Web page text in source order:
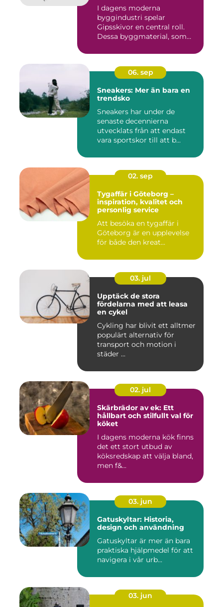
I dagens moderna
byggindustri spelar
Gipsskivor en central roll.
Dessa byggmaterial, som
06. sep
Sneakers: Mer än bara en
trendsko
Sneakers har under de
senaste decennierna
utvecklats från att endast
vara sportskor till att b...
02. sep
Tygaffär i Göteborg –
inspiration, kvalitet och
personlig service
Att besöka en tygaffär i
Göteborg är en upplevelse
för både den kreat...
03. jul
Upptäck de stora
fördelarna med att leasa
en cykel
Cykling har blivit ett alltmer
populärt alternativ för
transport och motion i
städer ...
02. jul
Skärbrädor av ek: Ett
hållbart och stilfullt val för
köket
I dagens moderna kök finns
det ett stort utbud av
köksredskap att välja bland,
men f&...
03. jun
Gatuskyltar: Historia,
design och användning
Gatuskyltar är mer än bara
praktiska hjälpmedel för att
navigera i vår urb...
03. jun